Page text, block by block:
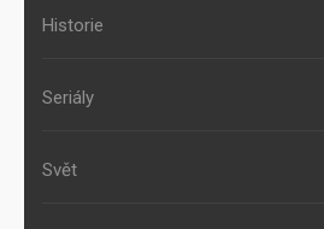
Historie
Seriály
Svět